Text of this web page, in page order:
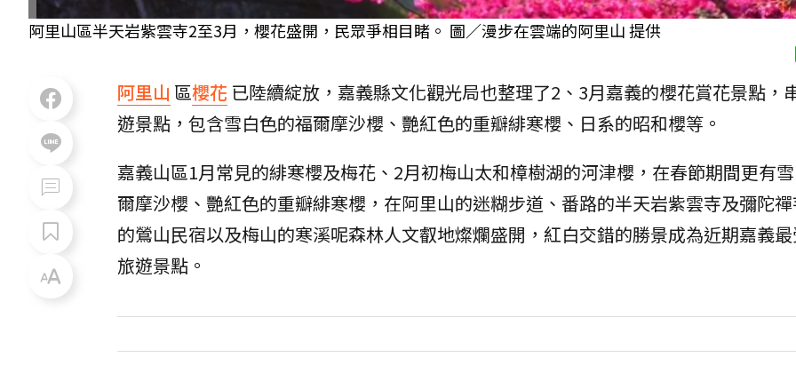
阿里山區半天岩紫雲寺2至3月，櫻花盛開，民眾爭相目睹。 圖／漫步在雲端的阿里山 提供
阿里山 區櫻花 已陸續綻放，嘉義縣文化觀光局也整理了2、3月嘉義的櫻花賞花景點，
遊景點，包含雪白色的福爾摩沙櫻、艷紅色的重瓣緋寒櫻、日系的昭和櫻等。
嘉義山區1月常見的緋寒櫻及梅花、2月初梅山太和樟樹湖的河津櫻，在春節期間更有
爾摩沙櫻、艷紅色的重瓣緋寒櫻，在阿里山的迷糊步道、番路的半天岩紫雲寺及彌陀
的鶯山民宿以及梅山的寒溪呢森林人文叡地燦爛盛開，紅白交錯的勝景成為近期嘉義
旅遊景點。